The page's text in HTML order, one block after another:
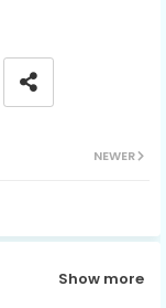
NEWER
Show more